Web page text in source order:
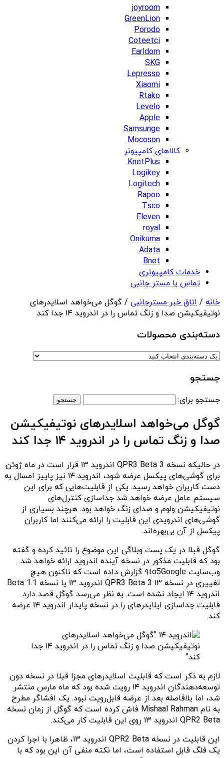
joyroom
GreenLion
Porodo
Coteetci
Earldom
SKG
Lepresso
Xiaomi
Rtako
Levelo
Apple
Samsunge
Mocoson
کالاهای کامپیوتر
KnetPlus
Logikey
Logitech
Rapoo
Tsco
Eleven
royal
Onikuma
Adata
Bnet
خدمات کامپیوتری
تماس با مستر جانبی
خانه / اتاق خبر مسترجانبی / گوگل می‌خواهد اسلایدرهای
نوتیفیکیشن صدا و زنگ تماس را در اندروید ۱۴ جدا کند
دسته‌بندی‌ محصولات
جستجو
جستجو برای:
گوگل می‌خواهد اسلایدرهای نوتیفیکیشن
صدا و زنگ تماس را در اندروید ۱۴ جدا کند
در حالیکه نسخه QPR3 Beta 3 اندروید ۱۳ قرار است در ماه ژوئن
برای گوشی‌های پیکسل عرضه شود، اندروید ۱۴ نیز پاییز امسال به
دست کاربران خواهد رسید. یکی از قابلیت‌هایی که برای این
سیستم عامل عرضه خواهد شد جداسازی کنترل‌های
نوتیفیکیشن ولوم و صدای زنگ خواهد بود. هرچند بسیاری از
گوشی‌های اندرویدی این قابلیت را ارائه می‌کنند اما کاربران
پیکسل از آن بی‌بهره‌اند.
گوگل قبلا در یک پست وبلاگی این موضوع را تائید کرده و گفته
بود که قابلیت مذکور در نسخه آینده اندروید ارائه خواهد شد.
وب‌سایت ۹to5Google گزارش داده است که تاکنون هیچ
تغییری در نسخه ۱۳ QPR3 Beta 3 اندروید ۱۳ یا نسخه Beta 1.1
اندروید ۱۴ ایجاد نشده است. به نظر می‌رسد گوگل قصد دارد
قابلیت جداسازی ایلایدرهای را در نسخه پایدار اندروید ۱۴ عرضه
کند.
لازم به ذکر است که قابلیت اسلایدرهای مجزا قبلا در نسخه دون
توسعه‌دهندگان اندروید ۱۴ رویت شده بود که ماه مارس منتشر
شد، اما بلافاصله بعد از عرضه قابل‌رویت نبود. یک افشاگر مطرح
به نام Mishaal Rahman فاش کرده است که گوگل از زمان نسخه
QPR2 Beta اندروید ۱۳ روی این قابلیت کار می‌کند.
این قابلیت در نسخه QPR2 Beta اندروید ۱۳، ظاهرا با اجرا کردن
یک فلگ قابل استفاده است، اما نکته منفی آن این بود که با